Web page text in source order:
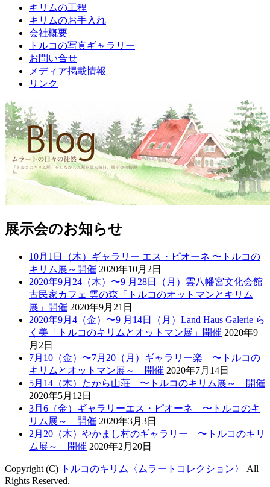
キリムの工程
キリムのお手入れ
会社概要
トルコの写真ギャラリー
お問い合せ
メディア掲載情報
リンク
展示会のお知らせ
10月1日（木）ギャラリー エス・ピオーネ 〜トルコの
キリム展～開催 2020年10月2日
2020年9月24（木）〜9 月28日（月）雲八幡宮文化会館
古民家カフェ 雲の森「トルコのオットマンとキリム
展」開催 2020年9月21日
2020年9月4（金）〜9 月14日（月）Land Haus Galerie ら
く美「トルコのキリムとオットマン展」開催 2020年9
月2日
7月10（金）〜7月20（月）ギャラリー楽 〜トルコの
キリムとオットマン展～ 開催 2020年7月14日
5月14（木）たから山荘 〜トルコのキリム展～ 開催
2020年5月12日
3月6（金）ギャラリーエス・ピオーネ 〜トルコのキ
リム展～ 開催 2020年3月3日
2月20（木）やかまし村のギャラリー 〜トルコのキリ
ム展～ 開催 2020年2月20日
Copyright (C) トルコのキリム〈ムラートコレクション〉 All
Rights Reserved.